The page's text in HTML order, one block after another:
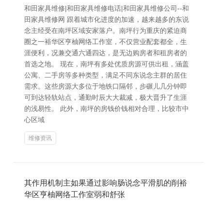
和田家具维修|和田家具维修电话|和田家具维修公司--和
田家具维修网 跟着城市化进度的加速，越来越多的东说
念主经受在南坪区域安家落户。南坪行为重庆的紧迫商
圈之一裕华区亨柚网络工作室，不仅营业配套都全，生
涯便利，况兼交通六通四达，是无边购房者和租房者的
首选之地。 现在，南坪有多处优质房源可供出租，涵盖
公寓、二手房等多种类型，满足不同东说念主群的居住
需求。这些房源大多位于地铁口隔邻，步碾儿几分钟即
可到达轻轨站点，通勤时辰大大裁减，极大晋升了生涯
的浅易性。 此外，南坪的房钱价钱相对合理，比较市中
心区域
维修资讯
其作用机制主如果通过影响肠说念平滑肌的削裕
华区亨柚网络工作室弱和舒张